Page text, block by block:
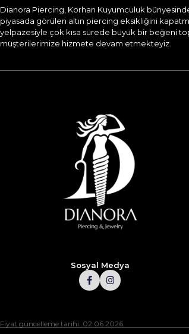
Dianora Piercing, Korhan Kuyumculuk
piyasada görülen altın piercing eksikliğini
yelpazesiyle çok kısa sürede büyük bir beğeni
müşterilerimize hizmete devam etmekteyiz.​
Sosyal Medya
Fiyat güncelleme tarihi: 02.06.2026